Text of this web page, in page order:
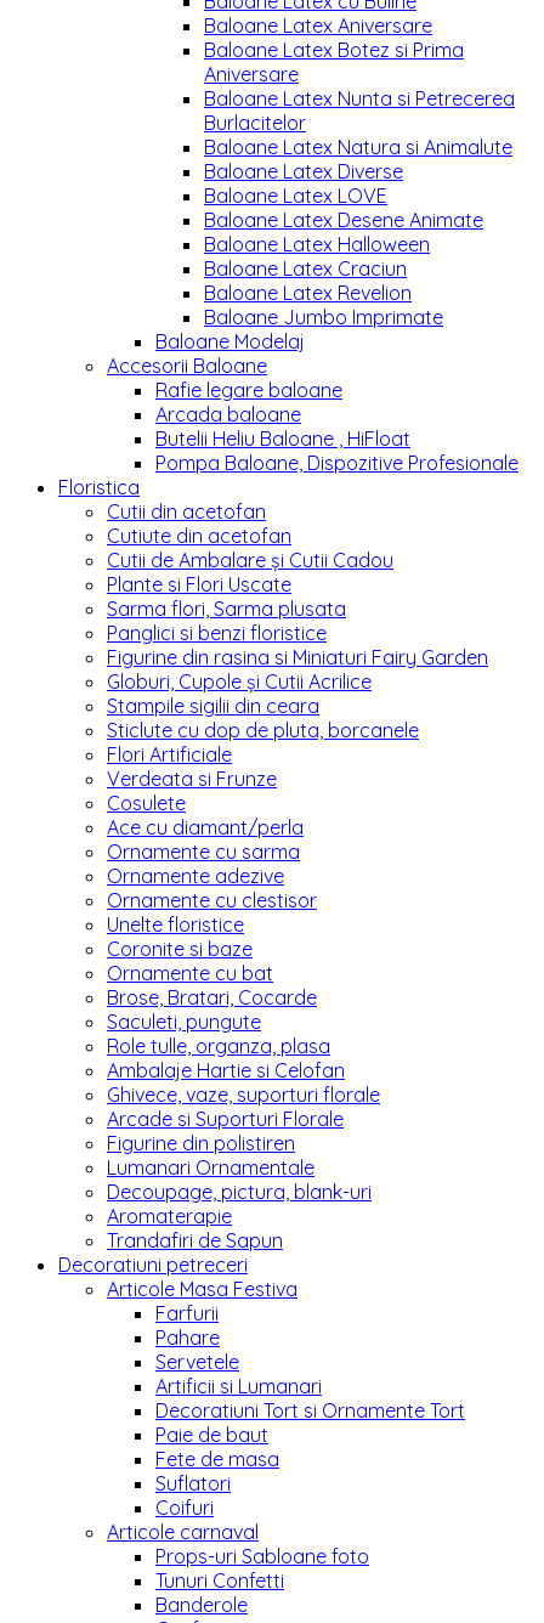
Baloane Latex Aniversare
Baloane Latex Botez si Prima
Aniversare
Baloane Latex Nunta si Petrecerea
Burlacitelor
Baloane Latex Natura si Animalute
Baloane Latex Diverse
Baloane Latex LOVE
Baloane Latex Desene Animate
Baloane Latex Halloween
Baloane Latex Craciun
Baloane Latex Revelion
Baloane Jumbo Imprimate
Baloane Modelaj
Accesorii Baloane
Rafie legare baloane
Arcada baloane
Butelii Heliu Baloane , HiFloat
Pompa Baloane, Dispozitive Profesionale
Floristica
Cutii din acetofan
Cutiute din acetofan
Cutii de Ambalare și Cutii Cadou
Plante si Flori Uscate
Sarma flori, Sarma plusata
Panglici si benzi floristice
Figurine din rasina si Miniaturi Fairy Garden
Globuri, Cupole și Cutii Acrilice
Stampile sigilii din ceara
Sticlute cu dop de pluta, borcanele
Flori Artificiale
Verdeata si Frunze
Cosulete
Ace cu diamant/perla
Ornamente cu sarma
Ornamente adezive
Ornamente cu clestisor
Unelte floristice
Coronite si baze
Ornamente cu bat
Brose, Bratari, Cocarde
Saculeti, pungute
Role tulle, organza, plasa
Ambalaje Hartie si Celofan
Ghivece, vaze, suporturi florale
Arcade si Suporturi Florale
Figurine din polistiren
Lumanari Ornamentale
Decoupage, pictura, blank-uri
Aromaterapie
Trandafiri de Sapun
Decoratiuni petreceri
Articole Masa Festiva
Farfurii
Pahare
Servetele
Artificii si Lumanari
Decoratiuni Tort si Ornamente Tort
Paie de baut
Fete de masa
Suflatori
Coifuri
Articole carnaval
Props-uri Sabloane foto
Tunuri Confetti
Banderole